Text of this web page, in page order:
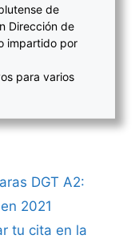
de
Dirección de
impartido por
para varios
DGT A2:
2021
tu cita en la